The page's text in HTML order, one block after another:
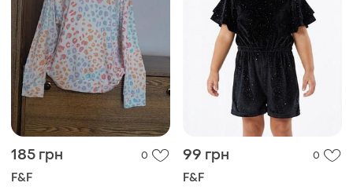
185 грн 0
F&F
99 грн 0
F&F